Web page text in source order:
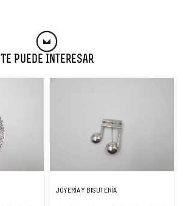
Te Puede Interesar
JOYERÍA Y BISUTERÍA